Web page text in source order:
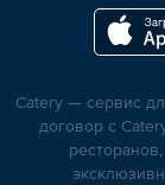
Catery — сервис
договор с